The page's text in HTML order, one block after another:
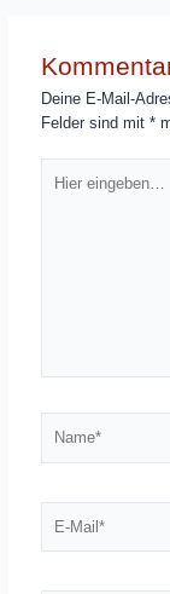
Deine E-Mail-
Felder sind mit*
eingeben…
Mail*